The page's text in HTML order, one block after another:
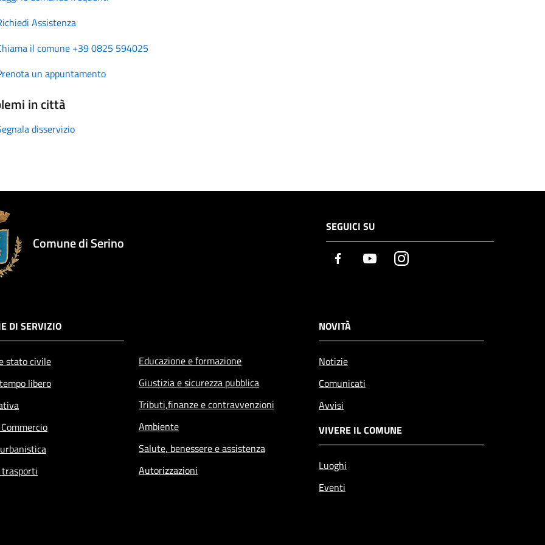
Assistenza
il comune +39 0825 594025
un appuntamento
in città
disservizio
Comune di Serino
SEGUICI SU
Facebook YoutubeInstagram
DI SERVIZIO
stato civile
libero
Educazione e formazione
Giustizia e sicurezza pubblica
Tributi,finanze e contravvenzioni
Ambiente
Salute, benessere e assistenza
Autorizzazioni
NOVITÀ
Notizie
Comunicati
Avvisi
VIVERE IL COMUNE
Luoghi
Eventi